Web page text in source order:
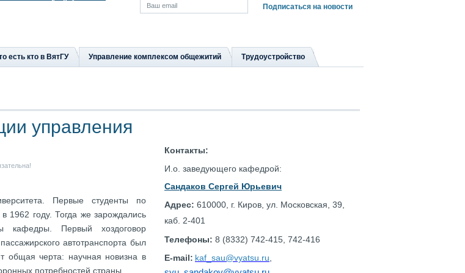
есть кто в ВятГУ Управление комплексом общежитий Трудоустройство
управления
Первые студенты по
1962 году. Тогда же зарождались
кафедры. Первый хоздоговор
автотранспорта был
общая черта: научная новизна в
потребностей страны.
Контакты:
И.о. заведующего кафедрой:
Сандаков Сергей Юрьевич
Адрес: 610000, г. Киров, ул. Московская, 39,
каб. 2-401
Телефоны: 8 (8332) 742-415, 742-416
E-mail: kaf_sau@vyatsu.ru